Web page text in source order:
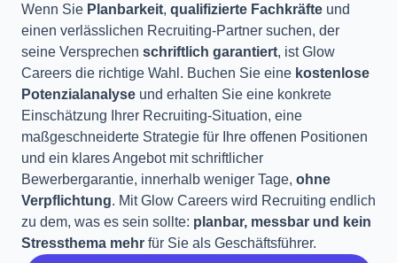
Wenn Sie Planbarkeit, qualifizierte Fachkräfte und
einen verlässlichen Recruiting-Partner suchen, der
seine Versprechen schriftlich garantiert, ist Glow
Careers die richtige Wahl. Buchen Sie eine kostenlose
Potenzialanalyse und erhalten Sie eine konkrete
Einschätzung Ihrer Recruiting-Situation, eine
maßgeschneiderte Strategie für Ihre offenen Positionen
und ein klares Angebot mit schriftlicher
Bewerbergarantie, innerhalb weniger Tage, ohne
Verpflichtung. Mit Glow Careers wird Recruiting endlich
zu dem, was es sein sollte: planbar, messbar und kein
Stressthema mehr für Sie als Geschäftsführer.